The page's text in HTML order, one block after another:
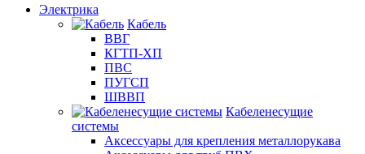
Электрика
Кабель
ВВГ
КГТП-ХП
ПВС
ПУГСП
ШВВП
Кабеленесущие
системы
Аксессуары для крепления металлорукава